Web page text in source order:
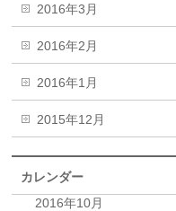
2016年3月
2016年2月
2016年1月
2015年12月
カレンダー
2016年10月